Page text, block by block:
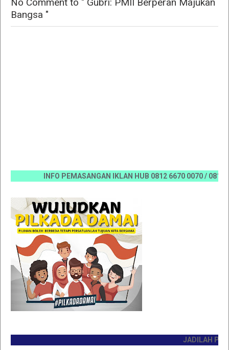
No Comment to " Gubri: PMII Berperan Majukan
Bangsa "
INFO PEMASANGAN IKLAN HUB 0812 6670 0070 / 0811
JADILAH